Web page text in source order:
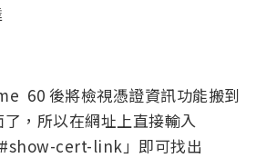
60 後將檢視憑證資訊功能搬到
了，所以在網址上直接輸入
cert-link」即可找出